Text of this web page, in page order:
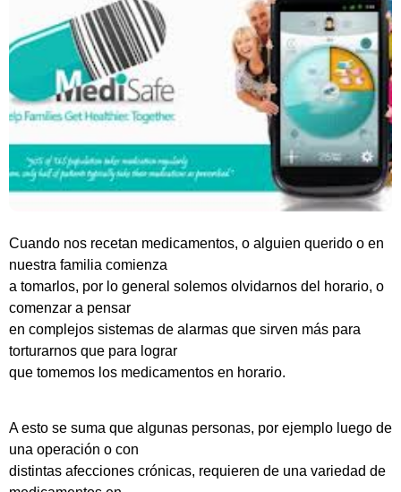
Cuando nos recetan medicamentos, o alguien querido o en
nuestra familia comienza
a tomarlos, por lo general solemos olvidarnos del horario, o
comenzar a pensar
en complejos sistemas de alarmas que sirven más para
torturarnos que para lograr
que tomemos los medicamentos en horario.
A esto se suma que algunas personas, por ejemplo luego de
una operación o con
distintas afecciones crónicas, requieren de una variedad de